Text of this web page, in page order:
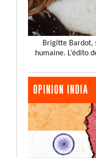
Brigitte Bardot,
humaine. L’édito
OPINION INDIA